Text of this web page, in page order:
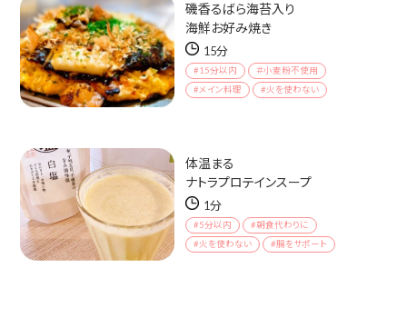
磯香るばら海苔入り
海鮮お好み焼き
15分
#15分以内
＃小麦粉不使用
#メイン料理
#火を使わない
体温まる
ナトラプロテインスープ
1分
#5分以内
#朝食代わりに
#火を使わない
#腸をサポート